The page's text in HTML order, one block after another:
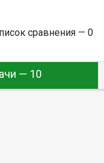
сравнения — 0
— 10